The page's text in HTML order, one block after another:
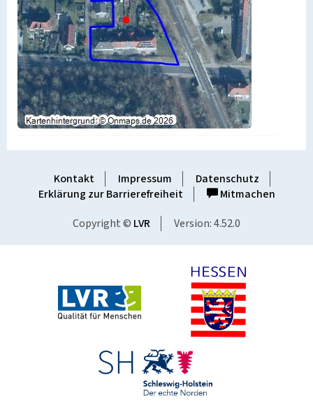
Kontakt Impressum
Datenschutz
Erklärung zur Barrierefreiheit
Mitmachen
Copyright © LVR Version: 4.52.0